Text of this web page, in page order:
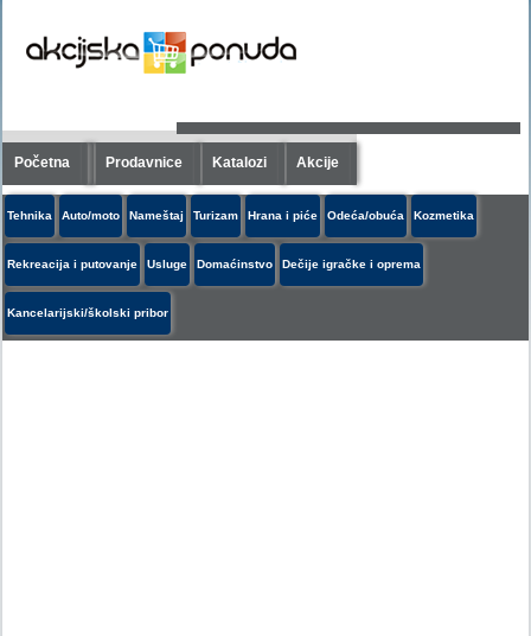
Početna Prodavnice Katalozi Akcije
Tehnika Auto/moto Nameštaj Turizam Hrana i piće Odeća/obuća Kozmetika
Rekreacija i putovanje Usluge Domaćinstvo Dečije igračke i oprema
Kancelarijski/školski pribor